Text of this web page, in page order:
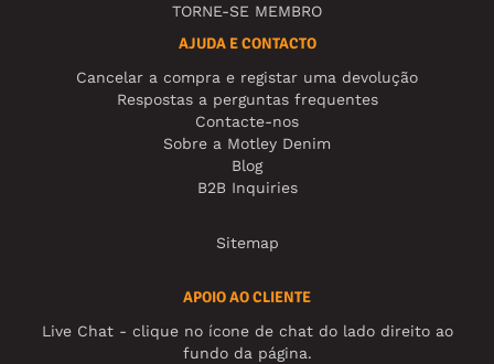
TORNE-SE MEMBRO
AJUDA E CONTACTO
Cancelar a compra e registar uma devolução
Respostas a perguntas frequentes
Contacte-nos
Sobre a Motley Denim
Blog
B2B Inquiries
Sitemap
APOIO AO CLIENTE
Live Chat - clique no ícone de chat do lado direito ao
fundo da página.